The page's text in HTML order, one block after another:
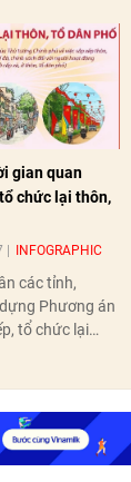
gian quan
chức lại thôn,
INFOGRAPHIC
các tỉnh,
Phương án
tổ chức lại